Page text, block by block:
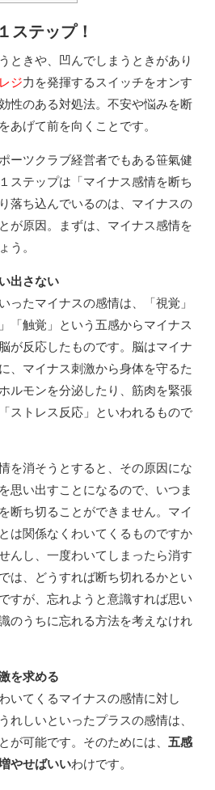
ステップ！
ときや、凹んでしまうときがあり
ジ力を発揮するスイッチをオンす
性のある対処法。不安や悩みを断
あげて前を向くことです。
ーツクラブ経営者でもある笹氣健
ステップは「マイナス感情を断ち
落ち込んでいるのは、マイナスの
が原因。まずは、マイナス感情を
う。
出さない
ったマイナスの感情は、「視覚」
「触覚」という五感からマイナス
が反応したものです。脳はマイナ
、マイナス刺激から身体を守るた
ルモンを分泌したり、筋肉を緊張
ストレス反応」といわれるもので
を消そうとすると、その原因にな
思い出すことになるので、いつま
断ち切ることができません。マイ
は関係なくわいてくるものですか
んし、一度わいてしまったら消す
は、どうすれば断ち切れるかとい
すが、忘れようと意識すれば思い
のうちに忘れる方法を考えなけれ
を求める
いてくるマイナスの感情に対し
れしいといったプラスの感情は、
が可能です。そのためには、 五感
やせばいいわけです。